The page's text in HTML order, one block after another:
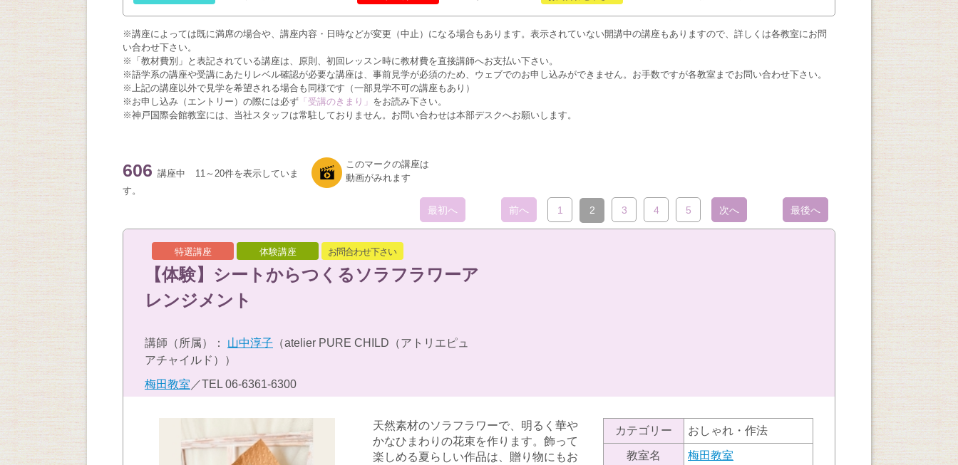
※講座によっては既に満席の場合や、講座内容・日時などが変更（中止）になる場合もあります。表示されていない開講中の講座もありますので、詳しくは各教室にお問
い合わせ下さい。
※「教材費別」と表記されている講座は、原則、初回レッスン時に教材費を直接講師へお支払い下さい。
※語学系の講座や受講にあたりレベル確認が必要な講座は、事前見学が必須のため、ウェブでのお申し込みができません。お手数ですが各教室までお問い合わせ下さい。
※上記の講座以外で見学を希望される場合も同様です（一部見学不可の講座もあり）
※お申し込み（エントリー）の際には必ず 「受講のきまり」 をお読み下さい。
※神戸国際会館教室には、当社スタッフは常駐しておりません。お問い合わせは本部デスクへお願いします。
606 講座中
11～20件を表示していま
す。
このマークの講座は
動画がみれます
最初へ 前へ 1 2 3 4 5 次へ 最後へ
特選講座 体験講座 お問合わせ下さい
【体験】シートからつくるソラフラワーア
レンジメント
講師（所属）： 山中淳子 （atelier PURE CHILD（アトリエピュ
アチャイルド））
梅田教室 ／TEL 06-6361-6300
天然素材のソラフラワーで、明るく華や
かなひまわりの花束を作ります。飾って
楽しめる夏らしい作品は、贈り物にもお
カテゴリー おしゃれ・作法
教室名 梅田教室